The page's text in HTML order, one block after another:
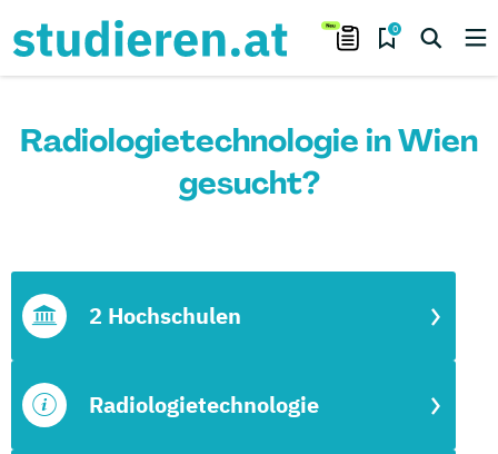
0
Radiologietechnologie in Wien
gesucht?
Radiologietechnologie
2 Hochschulen